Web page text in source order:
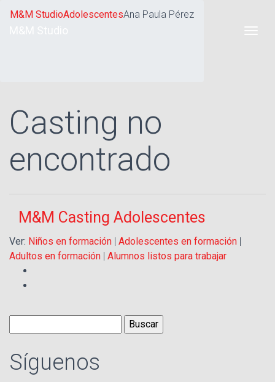
M&M StudioAdolescentesAna Paula Pérez
Casting no
encontrado
M&M Casting Adolescentes
Ver: Niños en formación | Adolescentes en formación |
Adultos en formación | Alumnos listos para trabajar
Buscar:
Síguenos